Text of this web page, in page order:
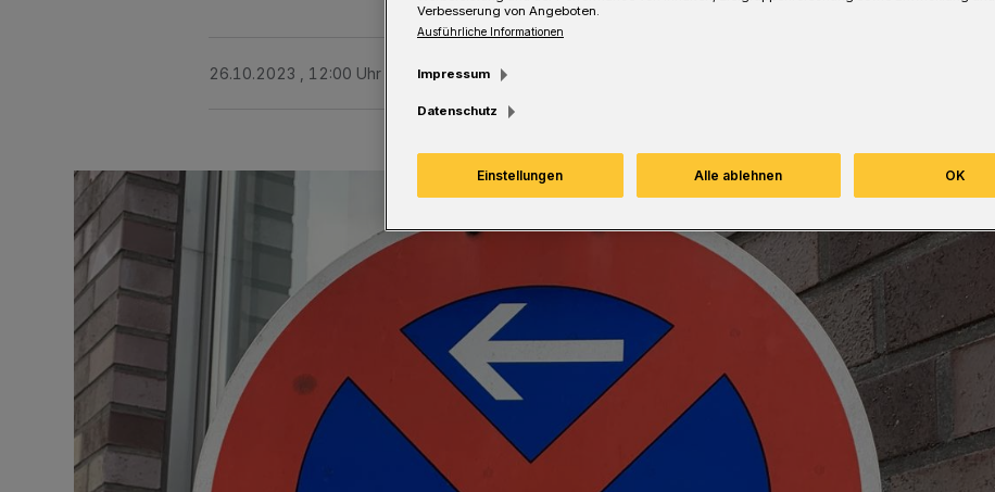
26.10.2023 , 12:00 Uhr Eine Minute Lesezeit
Verbesserung von Angeboten.
Ausführliche Informationen
Impressum
Datenschutz
Einstellungen Alle ablehnen OK